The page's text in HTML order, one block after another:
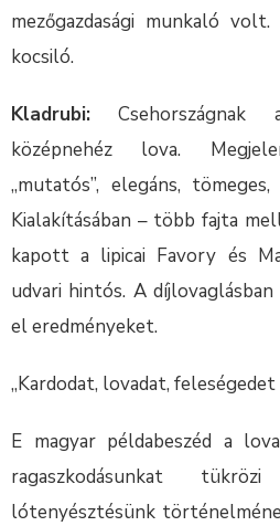
mezőgazdasági munkaló
kocsiló.
Kladrubi: Csehországnak
középnehéz lova.
„mutatós”, elegáns,
Kialakításában – több fajta
kapott a lipicai Favory és
udvari hintós. A
el eredményeket.
„Kardodat, lovadat, feleségedet
E magyar példabeszéd a
ragaszkodásunkat
lótenyésztésünk